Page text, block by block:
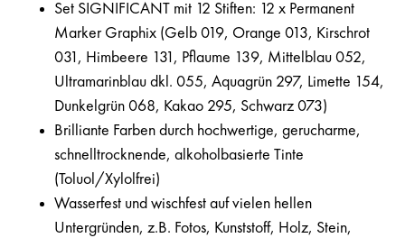
Set SIGNIFICANT mit 12 Stiften: 12 x Permanent
Marker Graphix (Gelb 019, Orange 013, Kirschrot
031, Himbeere 131, Pflaume 139, Mittelblau 052,
Ultramarinblau dkl. 055, Aquagrün 297, Limette 154,
Dunkelgrün 068, Kakao 295, Schwarz 073)
Brilliante Farben durch hochwertige, gerucharme,
schnelltrocknende, alkoholbasierte Tinte
(Toluol/Xylolfrei)
Wasserfest und wischfest auf vielen hellen
Untergründen, z.B. Fotos, Kunststoff, Holz, Stein,